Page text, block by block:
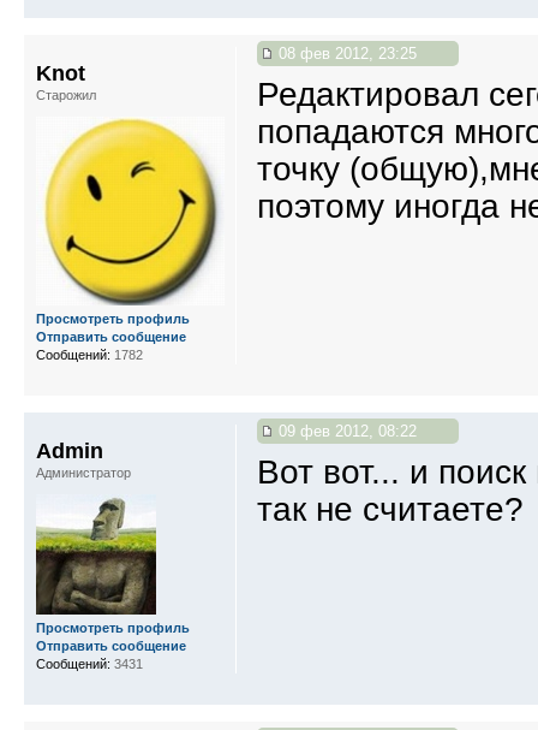
08 фев 2012, 23:25
Редактировал
попадаются
точку
поэтому иногда
Knot
Старожил
Просмотреть профиль
Отправить сообщение
Сообщений: 1782
09 фев 2012, 08:22
Вот вот... и
так не считаете?
Admin
Администратор
Просмотреть профиль
Отправить сообщение
Сообщений: 3431